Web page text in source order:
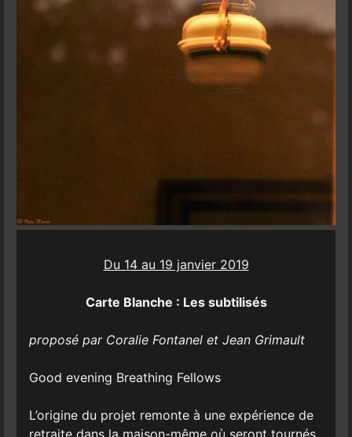
Du 14 au 19 janvier 2019
Carte Blanche : Les subtilisés
proposé par Coralie Fontanel et Jean Grimault
Good evening Breathing Fellows
L’origine du projet remonte à une expérience de